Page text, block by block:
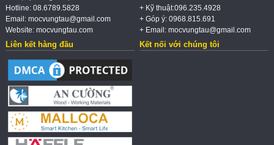
Hotline: 08.6789.5828
Email: mocvungtau@gmail.com
Website: mocvungtau.com
+ Kỹ thuật:096.235.4928
+ Góp ý: 0968.815.691
+ Email: mocvungtau@gmail.com
Liên kết hàng đầu Kết nối với chúng tôi